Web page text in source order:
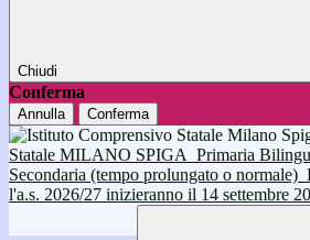
Chiudi
Conferma
Annulla Conferma
Statale MILANO SPIGA Primaria
Secondaria (tempo prolungato o normale)
l'a.s. 2026/27 inizieranno il 14 settembre